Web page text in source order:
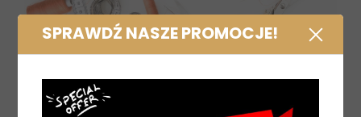
SPRAWDŹ NASZE PROMOCJE!